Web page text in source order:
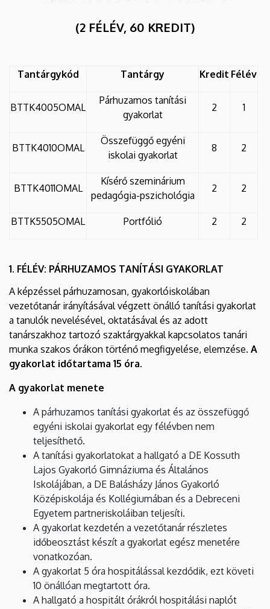
(2 FÉLÉV, 60 KREDIT)
Tantárgykód Tantárgy Kredit Félév
BTTK4005OMAL
Párhuzamos tanítási
gyakorlat
2 1
BTTK4010OMAL
Összefüggő egyéni
iskolai gyakorlat
8 2
BTTK4011OMAL
Kísérő szeminárium
pedagógia-pszichológia
2 2
BTTK5505OMAL Portfólió 2 2
1. FÉLÉV: PÁRHUZAMOS TANÍTÁSI GYAKORLAT
A képzéssel párhuzamosan, gyakorlóiskolában
vezetőtanár irányításával végzett önálló tanítási gyakorlat
a tanulók nevelésével, oktatásával és az adott
tanárszakhoz tartozó szaktárgyakkal kapcsolatos tanári
munka szakos órákon történő megfigyelése, elemzése. A
gyakorlat időtartama 15 óra.
A gyakorlat menete
A párhuzamos tanítási gyakorlat és az összefüggő
egyéni iskolai gyakorlat egy félévben nem
teljesíthető.
A tanítási gyakorlatokat a hallgató a DE Kossuth
Lajos Gyakorló Gimnáziuma és Általános
Iskolájában, a DE Balásházy János Gyakorló
Középiskolája és Kollégiumában és a Debreceni
Egyetem partneriskoláiban teljesíti.
A gyakorlat kezdetén a vezetőtanár részletes
időbeosztást készít a gyakorlat egész menetére
vonatkozóan.
A gyakorlat 5 óra hospitálással kezdődik, ezt követi
10 önállóan megtartott óra.
A hallgató a hospitált órákról hospitálási naplót